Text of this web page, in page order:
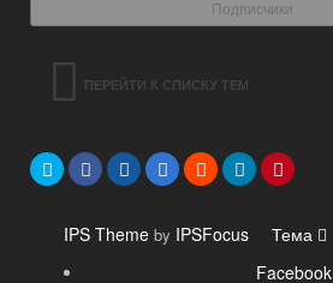
Подписчики
ПЕРЕЙТИ К СПИСКУ ТЕМ
IPS Theme by IPSFocus Тема
Facebook